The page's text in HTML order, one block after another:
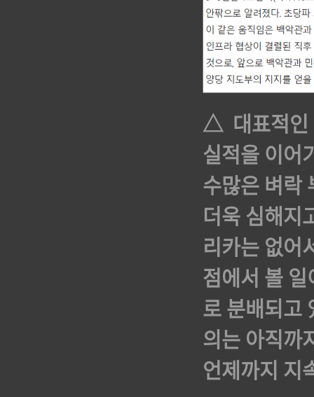
△ 대표적인
실적을 이어
수많은 벼락
더욱 심해지
리카는 없어
점에서 볼
로 분배되고
의는 아직까
언제까지